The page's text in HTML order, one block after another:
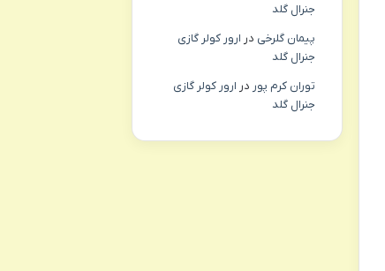
جنرال گلد
پیمان گلرخی در ارور کولر گازی
جنرال گلد
توران کرم پور در ارور کولر گازی
جنرال گلد